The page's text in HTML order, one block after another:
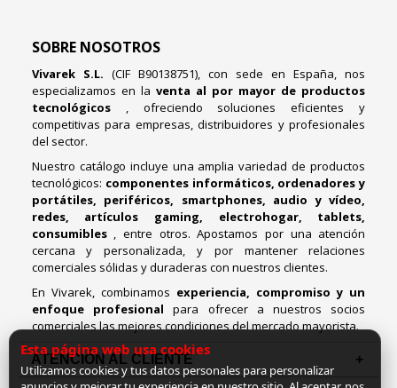
SOBRE NOSOTROS
Vivarek S.L. (CIF B90138751), con sede en España, nos
especializamos en la venta al por mayor de productos
tecnológicos , ofreciendo soluciones eficientes y
competitivas para empresas, distribuidores y profesionales
del sector.
Nuestro catálogo incluye una amplia variedad de productos
tecnológicos: componentes informáticos, ordenadores y
portátiles, periféricos, smartphones, audio y vídeo,
redes, artículos gaming, electrohogar, tablets,
consumibles , entre otros. Apostamos por una atención
cercana y personalizada, y por mantener relaciones
comerciales sólidas y duraderas con nuestros clientes.
En Vivarek, combinamos experiencia, compromiso y un
enfoque profesionalpara ofrecer a nuestros socios
comerciales las mejores condiciones del mercado mayorista.
ATENCIÓN AL CLIENTE
Esta página web usa cookies
Utilizamos cookies y tus datos personales para personalizar